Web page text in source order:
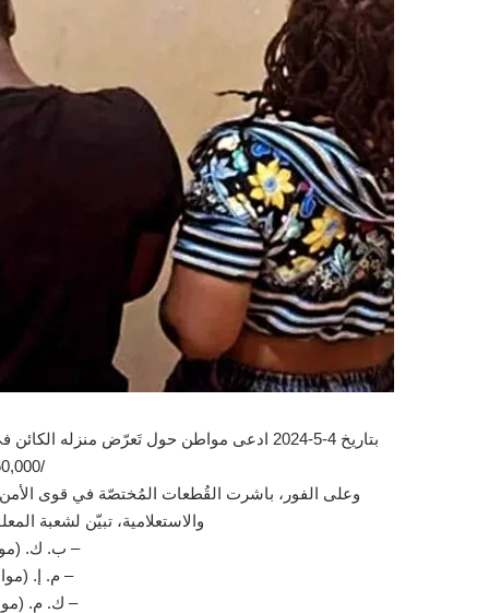
بتاريخ 4-5-2024 ادعى مواطن حول تَعرّض
/60,000/ دولار أميركي.
وعلى الفور، باشرت القُطعات المُختصّة في قوى الأمن
والاستعلامية، تبيّن لشعبة
– ب. ك. (مواليد
– م. إ. (مواليد
– ك. م. (مواليد